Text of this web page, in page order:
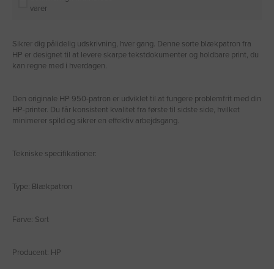
varer
Sikrer dig pålidelig udskrivning, hver gang. Denne sorte blækpatron fra
HP er designet til at levere skarpe tekstdokumenter og holdbare print, du
kan regne med i hverdagen.
Den originale HP 950-patron er udviklet til at fungere problemfrit med din
HP-printer. Du får konsistent kvalitet fra første til sidste side, hvilket
minimerer spild og sikrer en effektiv arbejdsgang.
Tekniske specifikationer:
Type: Blækpatron
Farve: Sort
Producent: HP